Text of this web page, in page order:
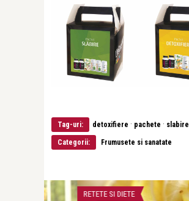
Tag-uri: detoxifiere · pachete · slabire
Categorii: Frumusete si sanatate
RETETE SI DIETE